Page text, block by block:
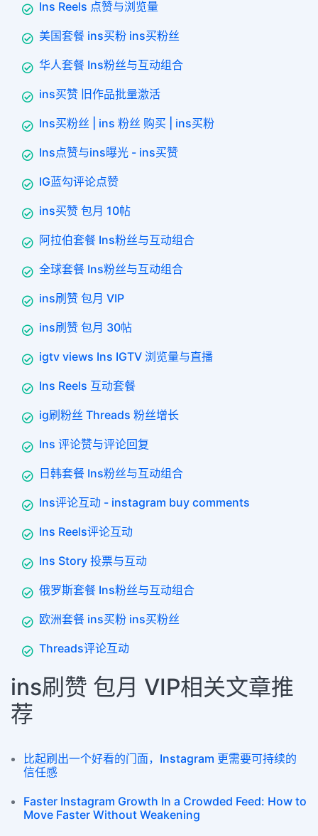
Ins Reels 点赞与浏览量
美国套餐 ins买粉 ins买粉丝
华人套餐 Ins粉丝与互动组合
ins买赞 旧作品批量激活
Ins买粉丝 | ins 粉丝 购买 | ins买粉
Ins点赞与ins曝光 - ins买赞
IG蓝勾评论点赞
ins买赞 包月 10帖
阿拉伯套餐 Ins粉丝与互动组合
全球套餐 Ins粉丝与互动组合
ins刷赞 包月 VIP
ins刷赞 包月 30帖
igtv views Ins IGTV 浏览量与直播
Ins Reels 互动套餐
ig刷粉丝 Threads 粉丝增长
Ins 评论赞与评论回复
日韩套餐 Ins粉丝与互动组合
Ins评论互动 - instagram buy comments
Ins Reels评论互动
Ins Story 投票与互动
俄罗斯套餐 Ins粉丝与互动组合
欧洲套餐 ins买粉 ins买粉丝
Threads评论互动
ins刷赞 包月 VIP相关文章推
荐
比起刷出一个好看的门面，Instagram 更需要可持续的
信任感
Faster Instagram Growth In a Crowded Feed: How to
Move Faster Without Weakening